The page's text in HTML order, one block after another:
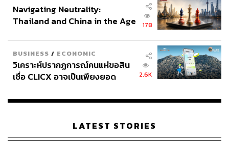
Navigating Neutrality:
Thailand and China in the Age
178
BUSINESS / ECONOMIC
วิเคราะห์ปรากฏการณ์คนแห่ขอสิน
เชื่อ CLICX อาจเป็นเพียงยอด
เรือนไทยที่ถูกซุกไว้
2.6K
LATEST STORIES